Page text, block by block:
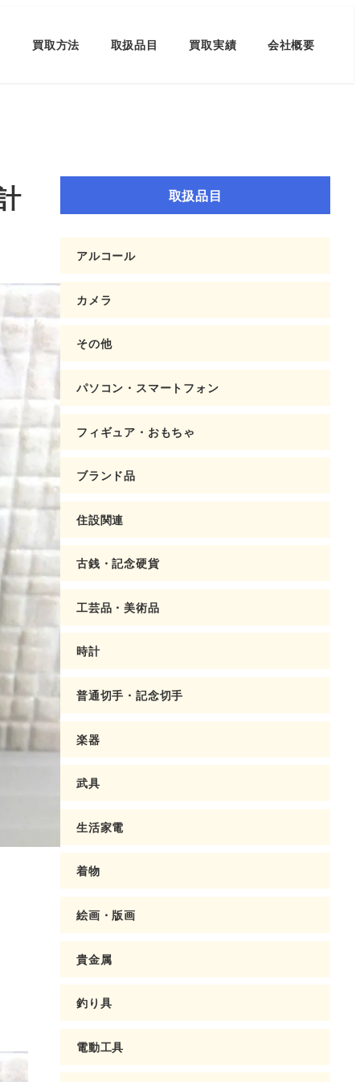
買取方法 取扱品目 買取実績 会社概要
取扱品目
アルコール
カメラ
その他
パソコン・スマートフォン
フィギュア・おもちゃ
ブランド品
住設関連
古銭・記念硬貨
工芸品・美術品
時計
普通切手・記念切手
楽器
武具
生活家電
着物
絵画・版画
貴金属
釣り具
電動工具